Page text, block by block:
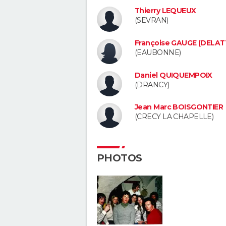
Thierry LEQUEUX
(SEVRAN)
Françoise GAUGE
(EAUBONNE)
Daniel QUIQUEMPOIX
(DRANCY)
Jean Marc BOISGONTIER
(CRECY LA CHAPELLE)
PHOTOS